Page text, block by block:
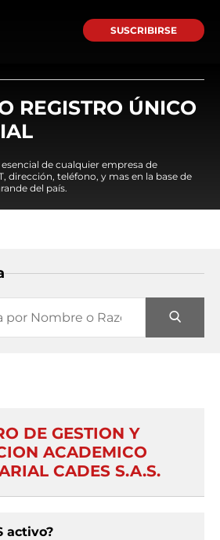
SUSCRIBIRSE
REGISTRO ÚNICO
de cualquier empresa de
dirección, teléfono, y mas en la base de
del país.
DE GESTION Y
ACADEMICO
CADES S.A.S.
activo?